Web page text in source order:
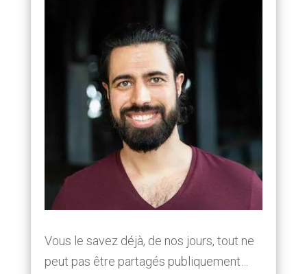
Vous le savez déjà, de nos jours, tout ne
peut pas être partagés publiquement…